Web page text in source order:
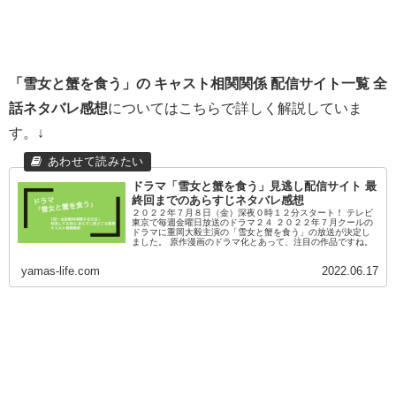
「雪女と蟹を食う」の キャスト相関関係 配信サイト一覧 全
話ネタバレ感想についてはこちらで詳しく解説していま
す。↓
ドラマ「雪女と蟹を食う」見逃し配信サイト 最
終回までのあらすじネタバレ感想
２０２２年７月８日（金）深夜０時１２分スタート！ テレビ
東京で毎週金曜日放送のドラマ２４ ２０２２年７月クールの
ドラマに重岡大毅主演の「雪女と蟹を食う」の放送が決定し
ました。 原作漫画のドラマ化とあって、注目の作品ですね。
yamas-life.com 2022.06.17